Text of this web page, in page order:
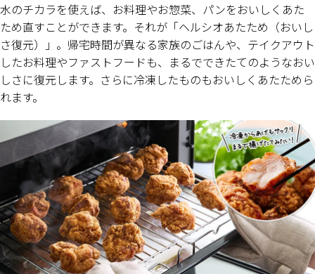
水のチカラを使えば、お料理やお惣菜、パンをおいしくあた
ため直すことができます。それが「ヘルシオあたため（おいし
さ復元）」。帰宅時間が異なる家族のごはんや、テイクアウト
したお料理やファストフードも、まるでできたてのようなおい
しさに復元します。さらに冷凍したものもおいしくあたためら
れます。